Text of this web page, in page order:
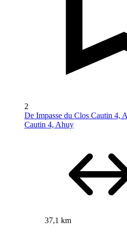
2
De Impasse du Clos Cautin 4,
Cautin 4, Ahuy
37,1 km